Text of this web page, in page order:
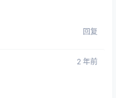
回复
2 年前